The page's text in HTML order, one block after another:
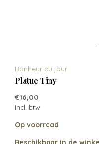
Bonheur du jour
Platue Tiny
€16,00
Incl. btw
Op voorraad
Beschikbaar in de